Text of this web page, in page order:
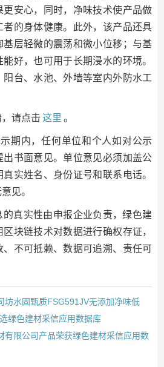
安心，同时，净味技术使产品做
者的身体健康。此外，该产品还具
层轻微的震荡和微小位移；与基
好，也可用于长期浸水的环境。
台、水池、外墙等室内外防水工
请点击 这里 。
期内，任何单位和个人如对公示
出书面意见。单位意见必须加盖公
实姓名、身份证号和联系电话。
见。
的真实性由申报企业负责，绿色建
块链技术对数据进行确权存证，
不可抵赖、数据可追溯、责任可
坊水固甄质FSG591JV无添加净味低
绿色建材采信应用数据库
有限公司产品荣获绿色建材采信应用数